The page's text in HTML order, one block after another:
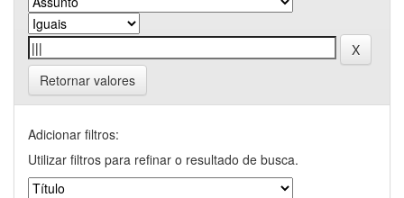
Retornar valores
Adicionar filtros:
Utilizar filtros para refinar o resultado de busca.